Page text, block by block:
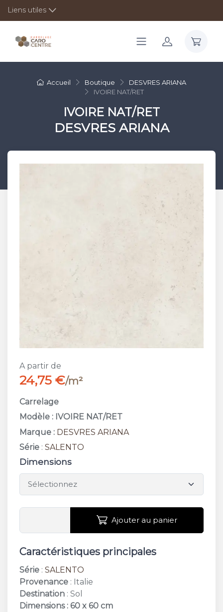
Liens utiles
Accueil Boutique
DESVRES ARIANA
IVOIRE NAT/RET
IVOIRE NAT/RET
DESVRES ARIANA
A partir de
24,75 €/m²
Carrelage
Modèle : IVOIRE NAT/RET
Marque : DESVRES ARIANA
Série : SALENTO
Dimensions
Ajouter au panier
Caractéristiques principales
Série : SALENTO
Provenance : Italie
Destination : Sol
Dimensions : 60 x 60 cm